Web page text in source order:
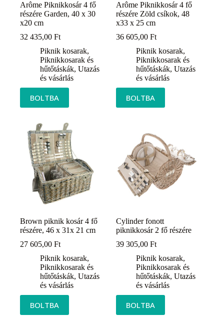
Arôme Piknikkosár 4 fő
részére Garden, 40 x 30
x20 cm
32 435,00 Ft
Piknik kosarak,
Piknikkosarak és
hűtőtáskák, Utazás
és vásárlás
BOLTBA
Arôme Piknikkosár 4 fő
részére Zöld csíkok, 48
x33 x 25 cm
36 605,00Ft
Piknik kosarak,
Piknikkosarak és
hűtőtáskák,Utazás
és vásárlás
BOLTBA
Brown piknik kosár 4 fő
részére, 46 x 31x 21 cm
27 605,00 Ft
Piknik kosarak,
Piknikkosarak és
hűtőtáskák, Utazás
és vásárlás
BOLTBA
Cylinder fonott
piknikkosár 2 fő részére
39 305,00Ft
Piknik kosarak,
Piknikkosarak és
hűtőtáskák,Utazás
és vásárlás
BOLTBA